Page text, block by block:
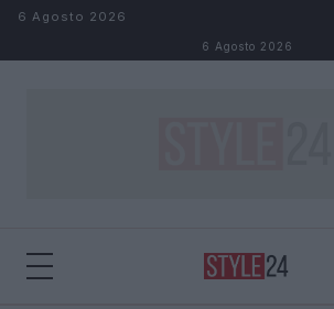
Salta al contenuto
6 Agosto 2026
6 Agosto 2026